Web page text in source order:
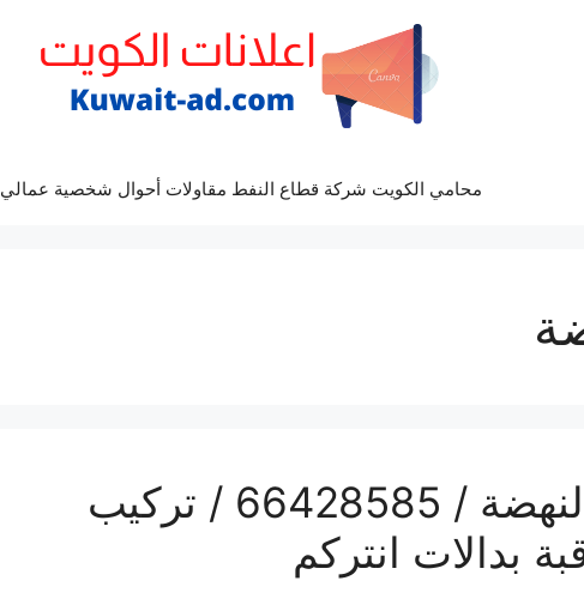
محامي الكويت شركة قطاع النفط مقاولات أحوال شخصية عمالي
رقم فني كاميرات النهضة / 66428585 / تركيب
بدالات انتركم